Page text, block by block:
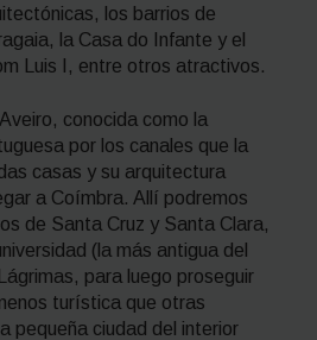
los barrios de
la Casa do Infante y el
Luis I, entre otros atractivos.
conocida como la
por los canales que la
casas y su arquitectura
a Coímbra. Allí podremos
de Santa Cruz y Santa Clara,
(la más antigua del
para luego proseguir
turística que otras
pequeña ciudad del interior